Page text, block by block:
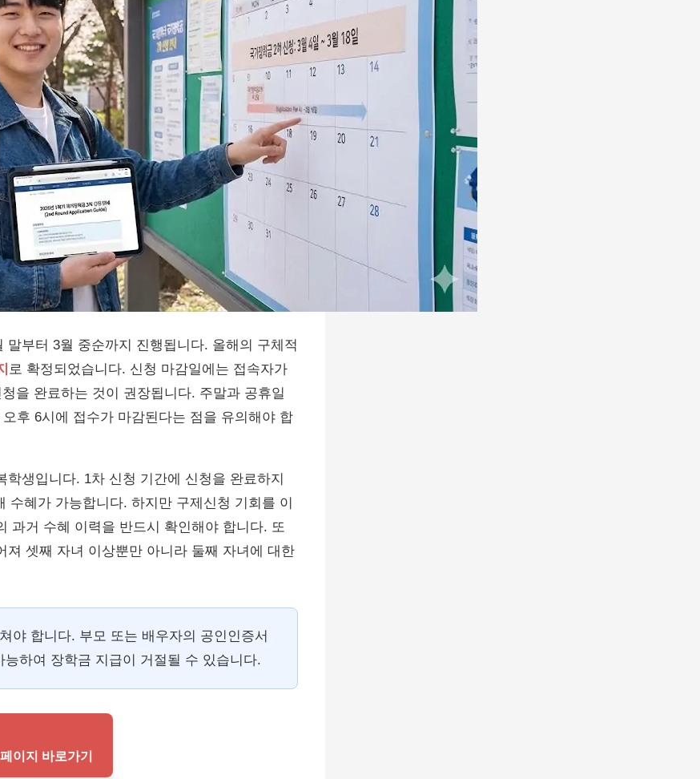
부터 3월 중순까지 진행됩니다. 올해의 구체적
로 확정되었습니다. 신청 마감일에는 접속자가
을 완료하는 것이 권장됩니다. 주말과 공휴일
후 6시에 접수가 마감된다는 점을 유의해야 합
생입니다. 1차 신청 기간에 신청을 완료하지
수혜가 가능합니다. 하지만 구제신청 기회를 이
과거 수혜 이력을 반드시 확인해야 합니다. 또
셋째 자녀 이상뿐만 아니라 둘째 자녀에 대한
야 합니다. 부모 또는 배우자의 공인인증서
하여 장학금 지급이 거절될 수 있습니다.
이지 바로가기